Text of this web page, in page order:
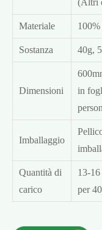
(Altri
Materiale
Sostanza 40g,
Dimensioni
in
Imballaggio
Quantità di
carico
13-
per